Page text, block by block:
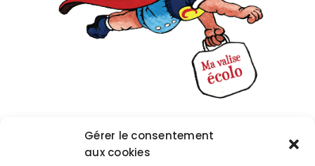
Gérer le consentement
aux cookies
perturbateurs endocriniens Avec les assistants
maternels du RPE de Buxerolles